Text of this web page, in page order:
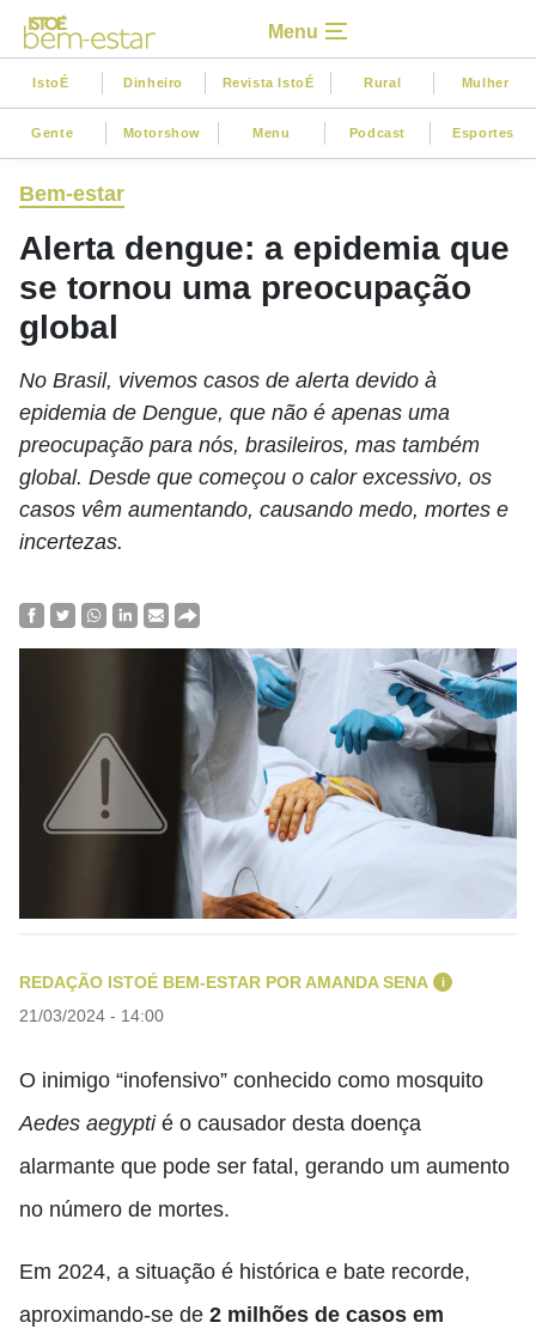
Menu
IstoÉ Dinheiro Revista IstoÉ Rural Mulher
Gente Motorshow Menu Podcast Esportes
Bem-estar
Alerta dengue: a epidemia que
se tornou uma preocupação
global
No Brasil, vivemos casos de alerta devido à
epidemia de Dengue, que não é apenas uma
preocupação para nós, brasileiros, mas também
global. Desde que começou o calor excessivo, os
casos vêm aumentando, causando medo, mortes e
incertezas.
REDAÇÃO ISTOÉ BEM-ESTAR POR AMANDA SENA i
21/03/2024 - 14:00
O inimigo “inofensivo” conhecido como mosquito
Aedes aegyptié o causador desta doença
alarmante que pode ser fatal, gerando um aumento
no número de mortes.
Em 2024, a situação é histórica e bate recorde,
aproximando-se de 2 milhões de casos em